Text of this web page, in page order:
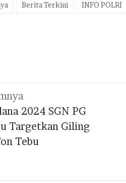
Berita Terkini INFO POLRI
2024 SGN PG
Targetkan Giling
Tebu